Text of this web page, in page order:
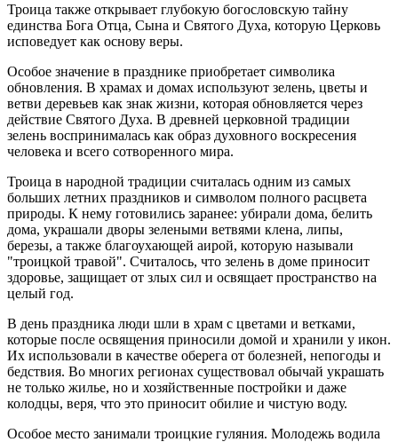
Троица также открывает глубокую богословскую тайну
единства Бога Отца, Сына и Святого Духа, которую Церковь
исповедует как основу веры.
Особое значение в празднике приобретает символика
обновления. В храмах и домах используют зелень, цветы и
ветви деревьев как знак жизни, которая обновляется через
действие Святого Духа. В древней церковной традиции
зелень воспринималась как образ духовного воскресения
человека и всего сотворенного мира.
Троица в народной традиции считалась одним из самых
больших летних праздников и символом полного расцвета
природы. К нему готовились заранее: убирали дома, белить
дома, украшали дворы зелеными ветвями клена, липы,
березы, а также благоухающей аирой, которую называли
"троицкой травой". Считалось, что зелень в доме приносит
здоровье, защищает от злых сил и освящает пространство на
целый год.
В день праздника люди шли в храм с цветами и ветками,
которые после освящения приносили домой и хранили у икон.
Их использовали в качестве оберега от болезней, непогоды и
бедствия. Во многих регионах существовал обычай украшать
не только жилье, но и хозяйственные постройки и даже
колодцы, веря, что это приносит обилие и чистую воду.
Особое место занимали троицкие гуляния. Молодежь водила